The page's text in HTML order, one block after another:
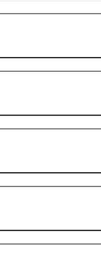
mistænkelig
i Irland.
som du
under rejsen,
og tilmeld
os, hvis der
af mange
på
lav.
lomme-, taske-
da de